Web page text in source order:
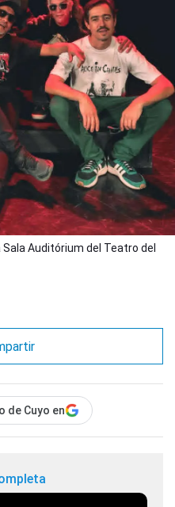
Auditórium del Teatro del
de Cuyo en